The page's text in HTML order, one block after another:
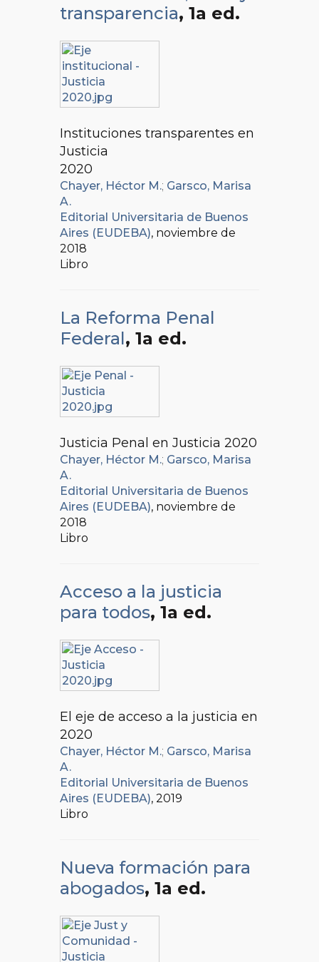
transparencia, 1a ed.
Instituciones transparentes en
Justicia
2020
Chayer, Héctor M.; Garsco, Marisa
A.
Editorial Universitaria de Buenos
Aires (EUDEBA), noviembre de
2018
Libro
La Reforma Penal
Federal, 1a ed.
Justicia Penal en Justicia 2020
Chayer, Héctor M.; Garsco, Marisa
A.
Editorial Universitaria de Buenos
Aires (EUDEBA), noviembre de
2018
Libro
Acceso a la justicia
para todos, 1a ed.
El eje de acceso a la justicia en
2020
Chayer, Héctor M.; Garsco, Marisa
A.
Editorial Universitaria de Buenos
Aires (EUDEBA), 2019
Libro
Nueva formación para
abogados, 1a ed.